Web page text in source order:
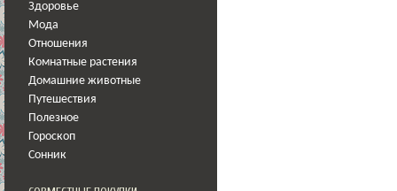
Здоровье
Мода
Отношения
Комнатные растения
Домашние животные
Путешествия
Полезное
Гороскоп
Сонник